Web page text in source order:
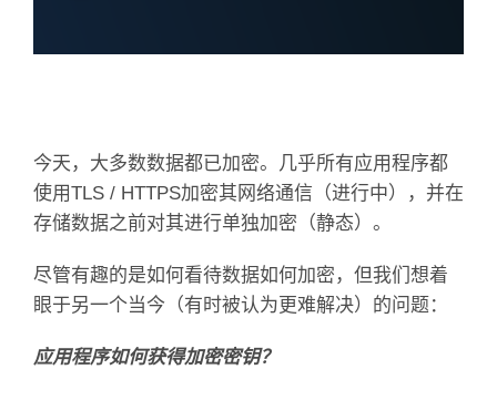
今天，大多数数据都已加密。
几乎所有应用程序都
使用TLS / HTTPS加密其网络通信（进行中），并在
存储数据之前对其进行单独加密（静态）。
尽管有趣的是如何看待数据如何加密，但我们想着
眼于另一个当今（有时被认为更难解决）的问题：
应用程序如何获得加密密钥？